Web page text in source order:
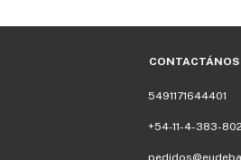
CONTACTÁNOS
5491171644401
+54-11-4-383-